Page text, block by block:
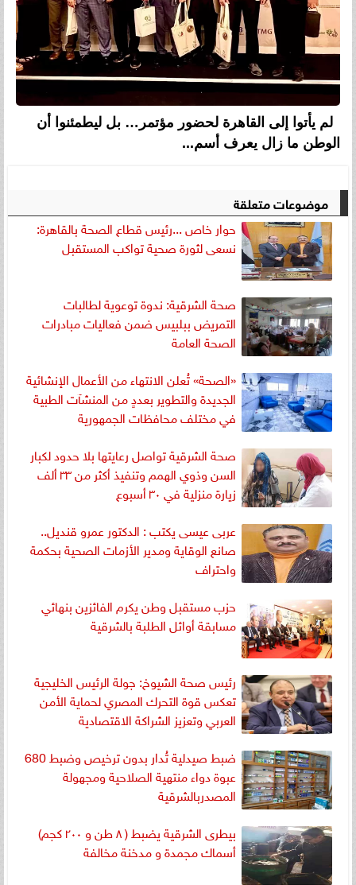
لم يأتوا إلى القاهرة لحضور مؤتمر… بل ليطمئنوا أن
الوطن ما زال يعرف أسم...
موضوعات متعلقة
حوار خاص ...رئيس قطاع الصحة بالقاهرة:
نسعى لثورة صحية تواكب المستقبل
صحة الشرقية: ندوة توعوية لطالبات
التمريض ببلبيس ضمن فعاليات مبادرات
الصحة العامة
«الصحة» تُعلن الانتهاء من الأعمال الإنشائية
الجديدة والتطوير بعددٍ من المنشآت الطبية
في مختلف محافظات الجمهورية
صحة الشرقية تواصل رعايتها بلا حدود لكبار
السن وذوي الهمم وتنفيذ أكثر من ٣٣ ألف
زيارة منزلية في ٣٠ أسبوع
عربى عيسى يكتب : الدكتور عمرو قنديل..
صانع الوقاية ومدير الأزمات الصحية بحكمة
واحتراف
حزب مستقبل وطن يكرم الفائزين بنهائي
مسابقة أوائل الطلبة بالشرقية
رئيس صحة الشيوخ: جولة الرئيس الخليجية
تعكس قوة التحرك المصري لحماية الأمن
العربي وتعزيز الشراكة الاقتصادية
ضبط صيدلية تُدار بدون ترخيص وضبط 680
عبوة دواء منتهية الصلاحية ومجهولة
المصدربالشرقية
بيطرى الشرقية يضبط ( ٨ طن و ٢٠٠ كجم)
أسماك مجمدة و مدخنة مخالفة